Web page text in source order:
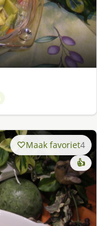
Maak favoriet4
👍